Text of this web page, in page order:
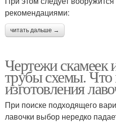
рекомендациями:
читать дальше →
Чертежи скамеек
трубы схемы. Что
изготовления
При поиске подходящего
лавочки выбор нередко